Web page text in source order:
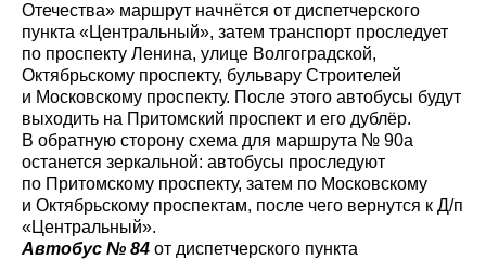
Отечества» маршрут начнётся от диспетчерского
пункта «Центральный», затем транспорт проследует
по проспекту Ленина, улице Волгоградской,
Октябрьскому проспекту, бульвару Строителей
и Московскому проспекту. После этого автобусы будут
выходить на Притомский проспект и его дублёр.
В обратную сторону схема для маршрута № 90а
останется зеркальной: автобусы проследуют
по Притомскому проспекту, затем по Московскому
и Октябрьскому проспектам, после чего вернутся к Д/п
«Центральный».
Автобус № 84 от диспетчерского пункта